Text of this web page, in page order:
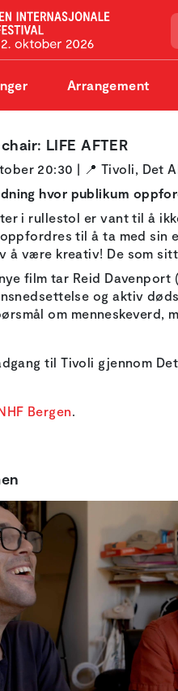
Arrangement
LIFE AFTER
20:30 | 📍 Tivoli, Det
hvor publikum
i rullestol er vant til å
til å ta med sin
å være kreativ! De som
film tar Reid Davenport
og aktiv
om menneskeverd,
til Tivoli gjennom
Bergen.